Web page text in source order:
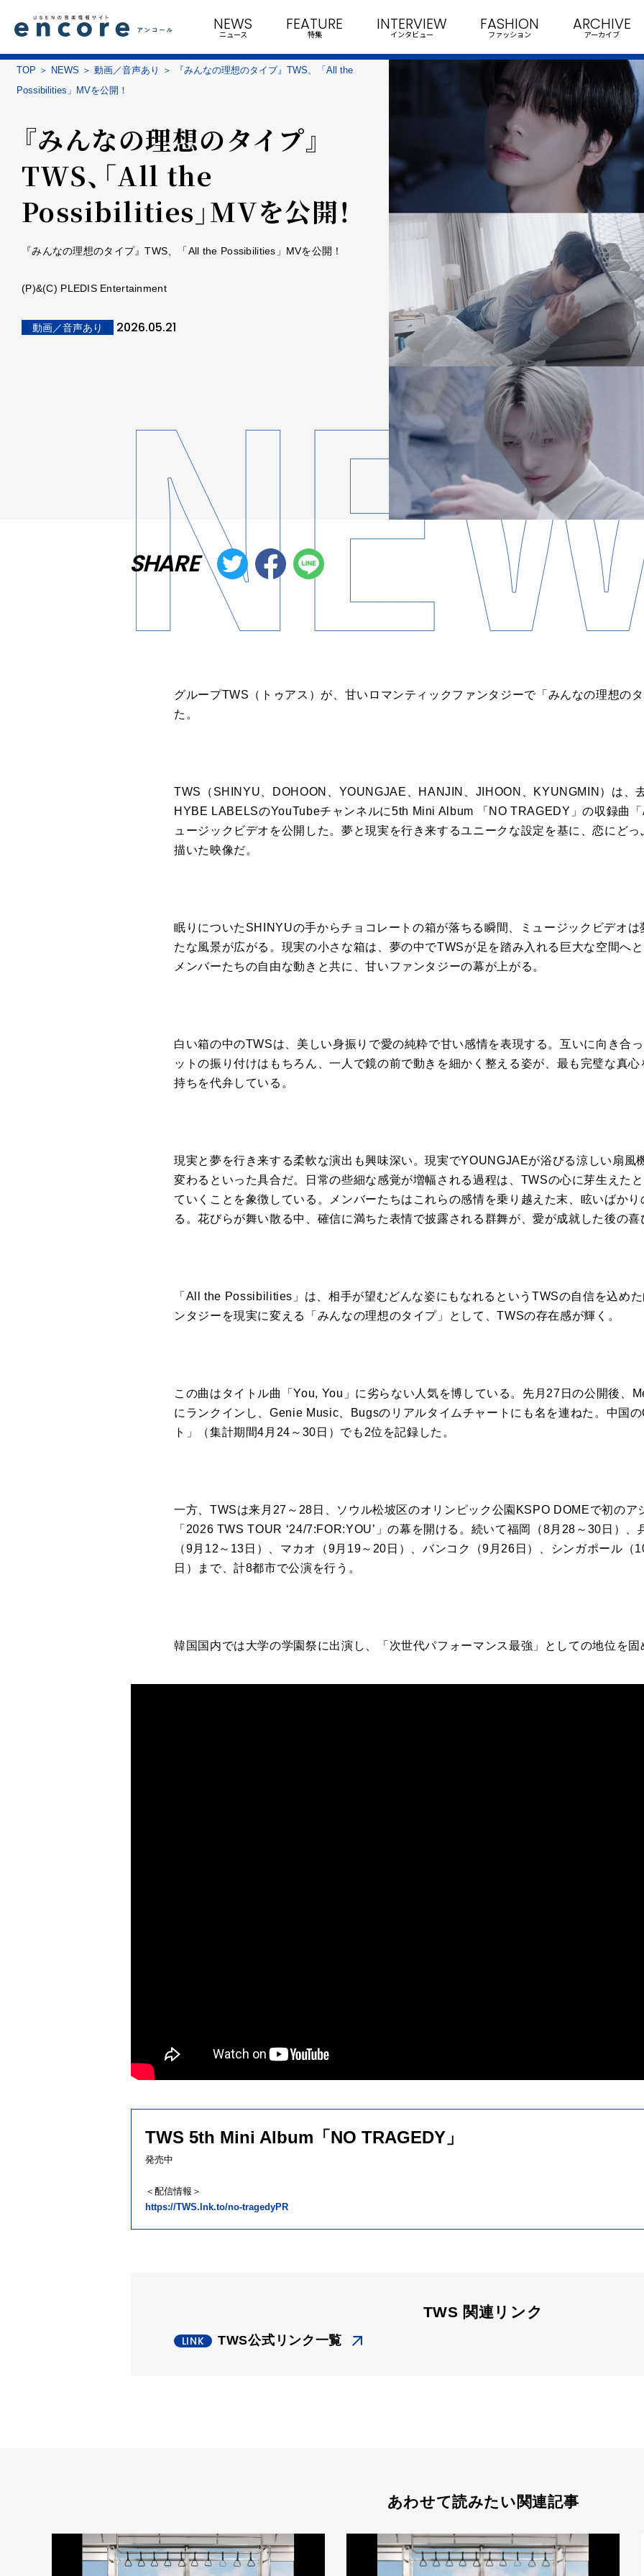
NEWS
ニュース
FEATURE
特集
INTERVIEW
インタビュー
FASHION
ファッション
ARCHIVE
アーカイブ
TOP NEWS 動画／音声あり
『みんなの理想のタイプ』TWS、「All the
Possibilities」MVを公開！
『みんなの理想のタイプ』
TWS、「All the
Possibilities」MVを公開！
『みんなの理想のタイプ』TWS、「All the Possibilities」MVを公開！
(P)&(C) PLEDIS Entertainment
動画／音声あり 2026.05.21
SHARE
グループTWS （トゥアス）が、 甘いロマンティックファンタジーで「 みんなの理想の
た。
TWS （SHINYU、DOHOON、YOUNGJAE、 HANJIN、JIHOON、KYUNGMIN）は、
HYBE LABELSのYouTubeチャンネルに5th Mini Album 「NO TRAGEDY」の収録曲「
ュージックビデオ を公開 した。 夢と現実 を行き来するユニークな設定 を基に、恋にどっ
描いた映像だ。
眠りについたSHINYUの手からチョコレートの箱が落ちる瞬間 ミュージックビデオは
たな風景が広がる 。現実の小さな箱は、 夢の中でTWSが足 を踏み入れる巨大な空間へと
メンバーたちの自由な動きと共に、甘いファンタジーの幕が上がる。
白い箱の中のTWSは、 美しい身振りで愛の純粋で甘い感情を表現する。互いに向き合
ットの振り付けはもちろ ん、一人で鏡の前で動き を細かく整える姿が、 最も完璧な真心
持ち を代弁している。
現実と夢を行き来する柔軟な演出も興味深い。現実でYOUNGJAEが浴びる涼しい扇風
変わるといった具合だ。
日常の些細な感覚が増幅される過程は、 TWSの心に芽生えた
ていくこと を象徴している。メンバーたちはこれらの感情を乗り越えた末、 眩いばかり
る。花びらが舞い散る中、 確信に満ちた表情で披露される群舞が、愛が成就した後の喜
「 All the Possibilities 」は、相手が望むどんな姿にもなれるという TWSの自信を込めた
ンタジー を現実に変える「 みんなの理想のタイプ 」として、TWSの存在感が輝く。
こ の曲はタイトル曲「You, You」に劣らない人気を博している。先月27日の公開後、
にランクインし、Genie Music、Bugsの リアルタイムチャートにも名 を連ねた。 中国の
ト」（集計期間4月24～30日） でも2位 を記録した。
一方、 TWSは来月27～28日、 ソウル松坡区のオリンピック公園KSPO DOMEで初のア
「2026 TWS TOUR ‘24/7:FOR:YOU’」の幕 を開ける。続いて福岡（8月28～30日）、
（9月12～ 13日）、マカオ（9月19～20日）、バンコク（9月26日）
、シンガポール（
日）まで、計8都市で公演を行う。
韓国国内では大学の学園祭に出演し、「 次世代パフォーマンス最強」としての地位 を固
TWS 5th Mini Album「NO TRAGEDY」
発売中
＜配信情報＞
https://TWS.lnk.to/no-tragedyPR
TWS 関連リンク
TWS公式リンク一覧
あわせて読みたい関連記事